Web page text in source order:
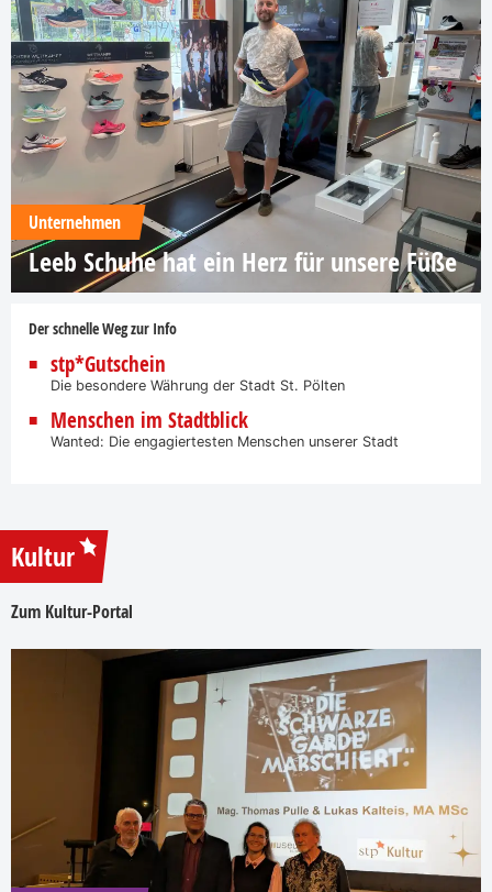
Unternehmen
Leeb Schuhe hat ein Herz für unsere Füße
Der schnelle Weg zur Info
stp*Gutschein
Die besondere Währung der Stadt St. Pölten
Menschen im Stadtblick
Wanted: Die engagiertesten Menschen unserer Stadt
Kultur
Zum Kultur-Portal